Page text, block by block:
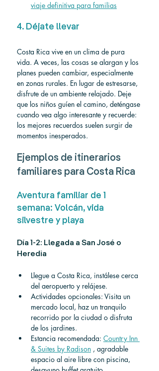
viaje definitiva para familias
4. Déjate llevar
Costa Rica vive en un clima de pura
vida. A veces, las cosas se alargan y los
planes pueden cambiar, especialmente
en zonas rurales. En lugar de estresarse,
disfrute de un ambiente relajado. Deje
que los niños guíen el camino, deténgase
cuando vea algo interesante y recuerde:
los mejores recuerdos suelen surgir de
momentos inesperados.
Ejemplos de itinerarios
familiares para Costa Rica
Aventura familiar de 1
semana: Volcán, vida
silvestre y playa
Día 1-2: Llegada a San José o
Heredia
Llegue a Costa Rica, instálese cerca
del aeropuerto y relájese.
Actividades opcionales: Visita un
mercado local, haz un tranquilo
recorrido por la ciudad o disfruta
de los jardines.
Estancia recomendada: Country Inn
& Suites by Radison , agradable
espacio al aire libre con piscina,